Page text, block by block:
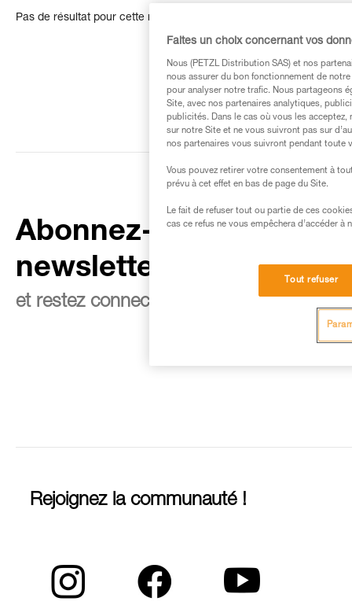
Pas de résultat pour cette recherche
Abonnez-vous à la
newsletter
et restez connecté à notre actualité
Rejoignez la communauté !
Faites un choix concernant vos
Nous (PETZL Distribution SAS) et nos
nous assurer du bon fonctionnement de
pour analyser notre trafic. Nous partageons
Site, avec nos partenaires analytiques,
publicités. Dans le cas où vous les
sur notre Site et ne vous suivront pas sur
nos partenaires vous suivront pendant toute
Vous pouvez retirer votre consentement à
prévu à cet effet en bas de page du Site.
Le fait de refuser tout ou partie de ces
cas ce refus ne vous empêchera d’accéder à
Tout refuser